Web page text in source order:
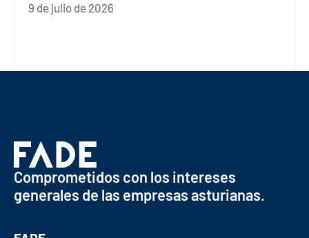
9 de julio de 2026
Comprometidos con los intereses
generales de las empresas asturianas.